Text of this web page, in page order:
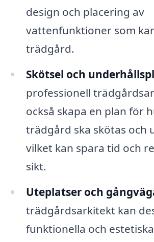
design och placering av
vattenfunktioner som
trädgård.
Skötsel och
professionell
också skapa en plan för
trädgård ska skötas och
vilket kan spara tid och
sikt.
Uteplatser och
trädgårdsarkitekt kan
funktionella och